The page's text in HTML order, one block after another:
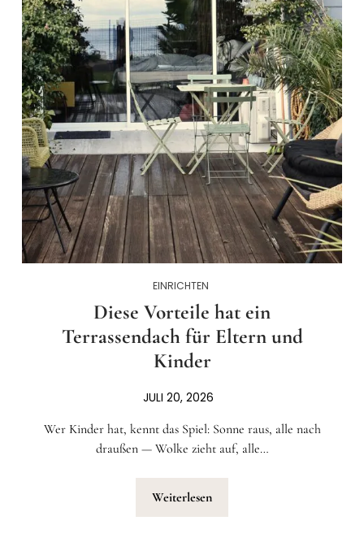
EINRICHTEN
Diese Vorteile hat ein
Terrassendach für Eltern und
Kinder
JULI 20, 2026
Wer Kinder hat, kennt das Spiel: Sonne raus, alle nach
draußen — Wolke zieht auf, alle…
Weiterlesen